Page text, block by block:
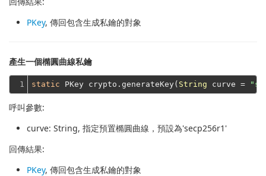
PKey, 傳回包含生成私鑰的對象
產生一個橢圓曲線私鑰
1 static PKey crypto.generateKey( String curve =
呼叫參數:
curve: String, 指定預置橢圓曲線，預設為'secp256r1'
回傳結果:
PKey, 傳回包含生成私鑰的對象